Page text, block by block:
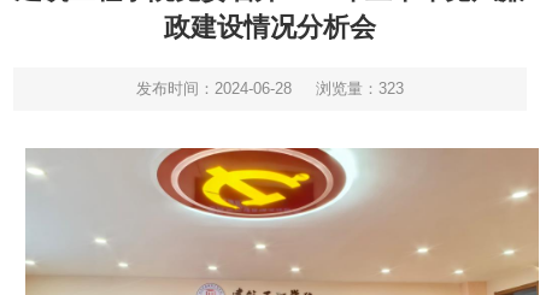
政建设情况分析会
发布时间：2024-06-28 浏览量： 323